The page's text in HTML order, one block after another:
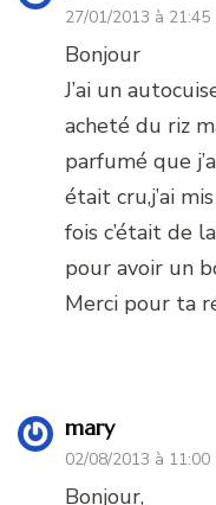
27/01/2013 à 21:45
Bonjour
J’ai un
acheté du riz
parfumé que
était cru,j’ai
fois c’était de
pour avoir un
Merci pour ta
mary
02/08/2013 à 11:00
Bonjour,